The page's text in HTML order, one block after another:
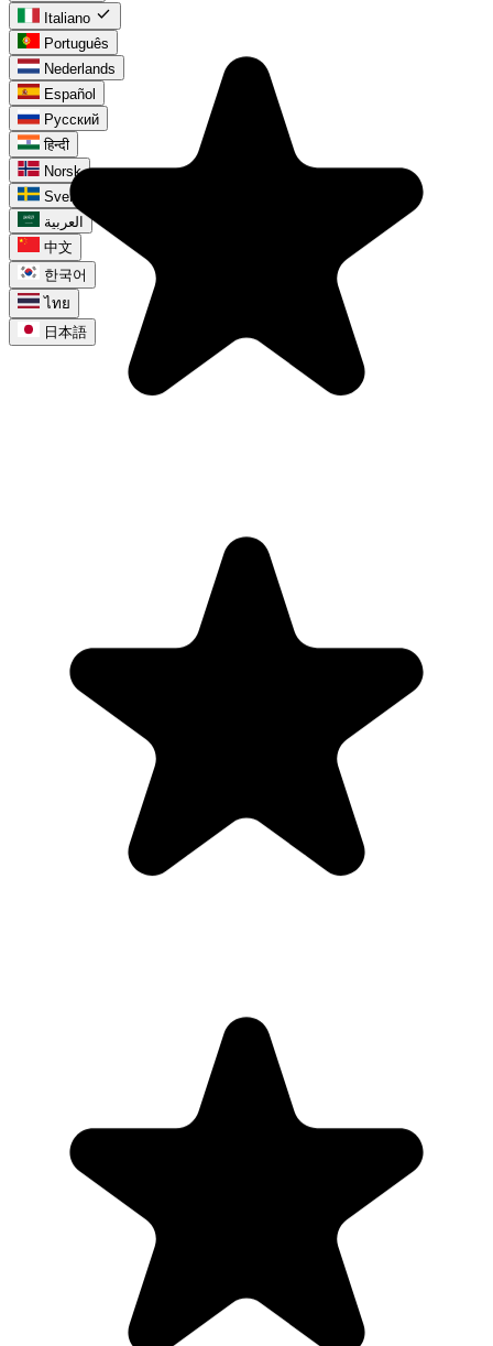
Italiano check
Português
Nederlands
Español
Русский
हिन्दी
Norsk
Svenska
العربية
中文
한국어
ไทย
日本語